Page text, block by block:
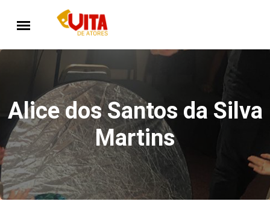
Alice dos Santos da Silva
Martins